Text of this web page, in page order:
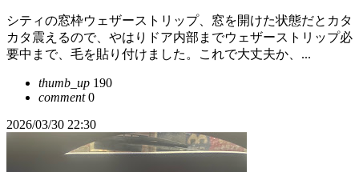
シティの窓枠ウェザーストリップ、窓を開けた状態だとカタ
カタ震えるので、やはりドア内部までウェザーストリップ必
要中まで、毛を貼り付けました。これで大丈夫か、...
thumb_up 190
comment0
2026/03/30 22:30